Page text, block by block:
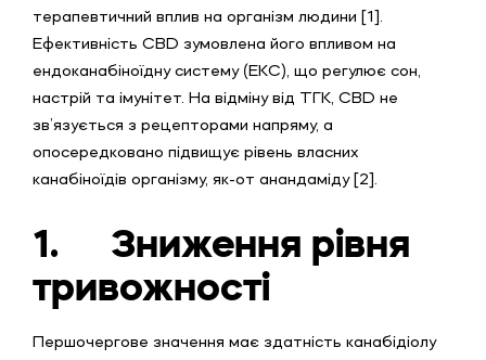
терапевтичний вплив на організм людини [1].
Ефективність CBD зумовлена його впливом на
ендоканабіноїдну систему (ЕКС), що регулює сон,
настрій та імунітет. На відміну від ТГК, CBD не
зв’язується з рецепторами напряму, а
опосередковано підвищує рівень власних
канабіноїдів організму, як-от анандаміду [2].
1.
Зниження рівня
тривожності
Першочергове значення має здатність канабідіолу